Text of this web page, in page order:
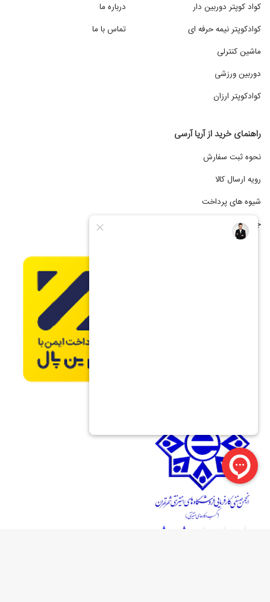
کواد کوپتر دوربین دار
کوادکوپتر نیمه حرفه ای
ماشین کنترلی
دوربین ورزشی
کوادکوپتر ارزان
درباره ما
تماس با ما
راهنمای خرید از آریا آرسی
نحوه ثبت سفارش
رویه ارسال کالا
شیوه های پرداخت
جشنواره فروش اقساطی